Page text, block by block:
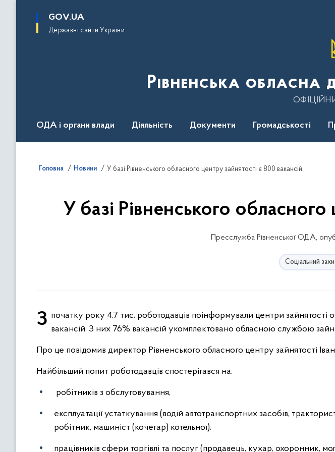
основного
GOV.UA
Державні сайти України
Рівненська обласна
ОДА і органи влади Діяльність Документи Громадськості
Головна Новини У базі Рівненського обласного центру зайнятості є 800 вакансій
У базі Рівненського
Пресслужба Рівненської ОДА,
Соціальний
З початку року 4,7 тис. роботодавців поінформували центри зайнятості області про наявність майже 16,5 тис. вакансій. З них 76% вакансій укомплектовано обласною службою
Про це повідомив директор Рівненського обласного центру зайнятості
Найбільший попит роботодавців спостерігався на:
робітників з обслуговування,
експлуатації устаткування (водій автотранспортних засобів,
робітник, машиніст (кочегар) котельної);
працівників сфери торгівлі та послуг (продавець, кухар, охоронник,